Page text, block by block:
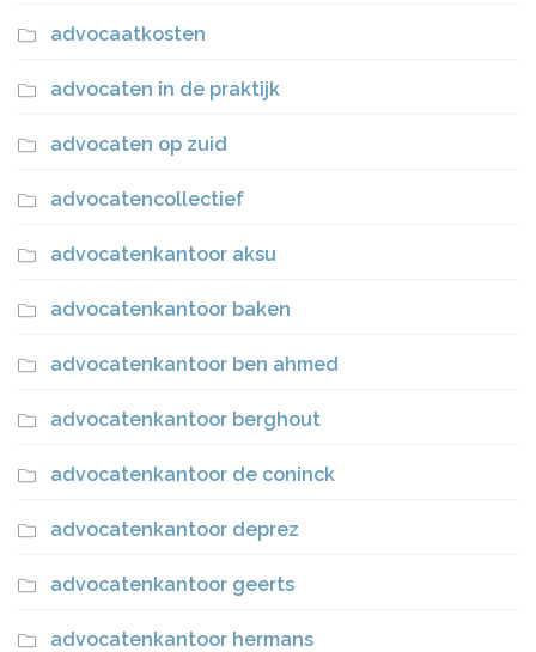
advocaatkosten
advocaten in de praktijk
advocaten op zuid
advocatencollectief
advocatenkantoor aksu
advocatenkantoor baken
advocatenkantoor ben ahmed
advocatenkantoor berghout
advocatenkantoor de coninck
advocatenkantoor deprez
advocatenkantoor geerts
advocatenkantoor hermans